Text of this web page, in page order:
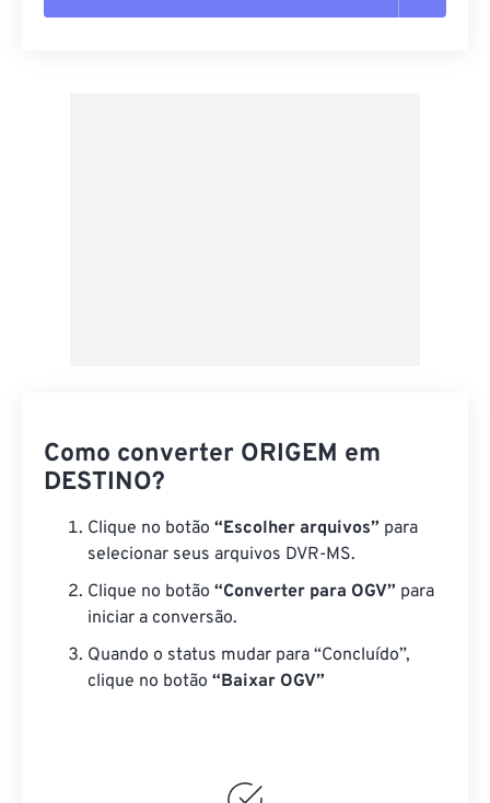
Como converter ORIGEM em
DESTINO?
Clique no botão “Escolher arquivos” para
selecionar seus arquivos DVR-MS.
Clique no botão “Converter para OGV” para
iniciar a conversão.
Quando o status mudar para “Concluído”,
clique no botão “Baixar OGV”